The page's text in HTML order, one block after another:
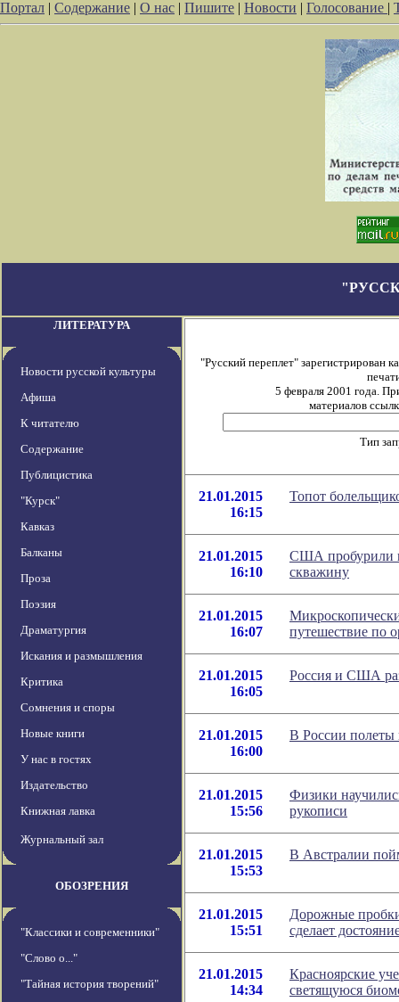
Портал | Содержание | О нас | Пишите | Новости | Голосование |
ЛИТЕРАТУРА
Новости русской культуры
Афиша
К читателю
Содержание
Публицистика
"Курск"
Кавказ
Балканы
Проза
Поэзия
Драматургия
Искания и размышления
Критика
Сомнения и споры
Новые книги
У нас в гостях
Издательство
Книжная лавка
Журнальный зал
ОБОЗРЕНИЯ
"Классики и современники"
"Слово о..."
"Тайная история творений"
"Русский переплет" зарегистрирован
5 февраля 2001 года.
материалов
Тип
21.01.2015
16:15
Топот
21.01.2015
16:10
США пробурили
скважину
21.01.2015
16:07
путешествие по
21.01.2015
16:05
Россия и США
21.01.2015
16:00
В России полеты
21.01.2015
15:56
Физики
рукописи
21.01.2015
15:53
В Австралии
21.01.2015
15:51
Дорожные
сделает
21.01.2015
14:34
Красноярские
светящуюся